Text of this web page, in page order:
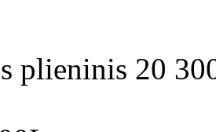
plieninis 20